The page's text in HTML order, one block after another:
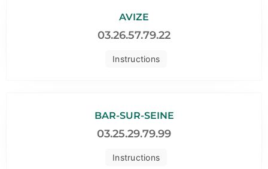
Instructions
AVIZE
03.26.57.79.22
Instructions
BAR-SUR-SEINE
03.25.29.79.99